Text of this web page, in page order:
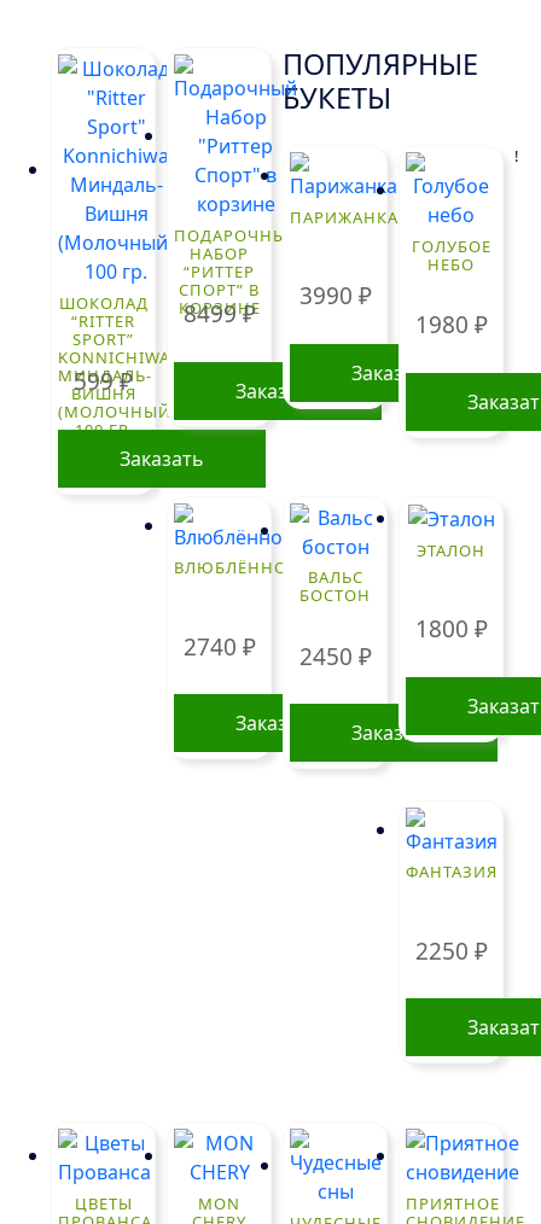
ШОКОЛАД
“RITTER
SPORT”
KONNICHIWA
МИНДАЛЬ-
ВИШНЯ
(МОЛОЧНЫЙ)
100 ГР.
599₽
Заказать
ПОДАРОЧНЫЙ
НАБОР
“РИТТЕР
СПОРТ” В
КОРЗИНЕ
8499₽
Заказать
ПОПУЛЯРНЫЕ
БУКЕТЫ
ПАРИЖАНКА
3990 ₽
Заказать
ГОЛУБОЕ
НЕБО
1980 ₽
ВЛЮБЛЁННОСТЬ
2740 ₽
Заказать
ВАЛЬС
БОСТОН
2450 ₽
Заказать
ЭТАЛОН
1800 ₽
ФАНТАЗИЯ
2250 ₽
ЦВЕТЫ
MON
ПРИЯТНОЕ
!